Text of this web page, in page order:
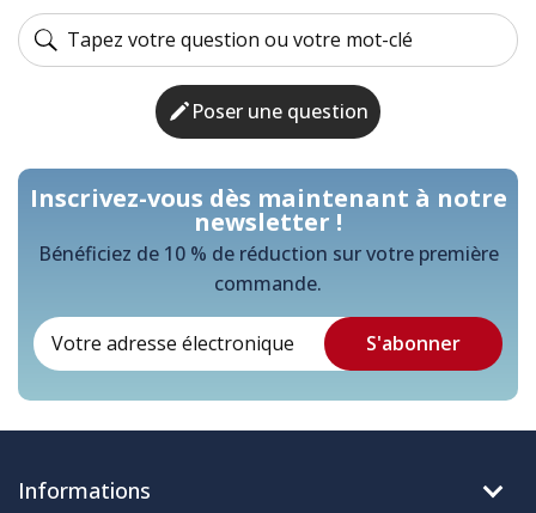
Poser une question
Inscrivez-vous dès maintenant à notre
newsletter !
Bénéficiez de 10 % de réduction sur votre première
commande.
Informations